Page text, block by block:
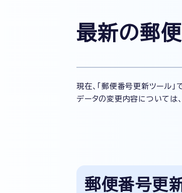
最新の郵
現在、「郵便番号更新ツール
データの変更内容については、
郵便番号更